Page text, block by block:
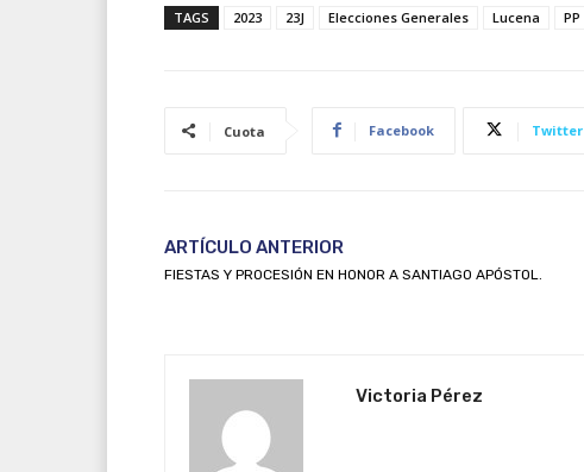
TAGS 2023 23J Elecciones Generales Lucena PP
Cuota Facebook Twitter
ARTÍCULO ANTERIOR
FIESTAS Y PROCESIÓN EN HONOR A SANTIAGO APÓSTOL.
Victoria Pérez